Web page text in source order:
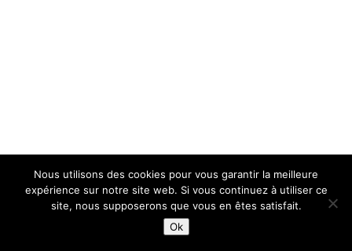
Nous utilisons des cookies pour vous garantir la meilleure
expérience sur notre site web. Si vous continuez à utiliser ce
site, nous supposerons que vous en êtes satisfait.
Ok